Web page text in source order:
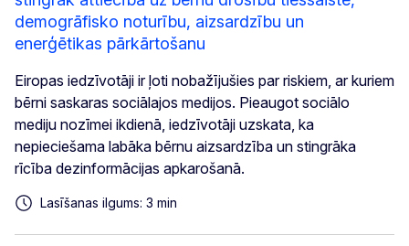
demogrāfisko noturību, aizsardzību un
enerģētikas pārkārtošanu
Eiropas iedzīvotāji ir ļoti nobažījušies par riskiem, ar kuriem
bērni saskaras sociālajos medijos. Pieaugot sociālo
mediju nozīmei ikdienā, iedzīvotāji uzskata, ka
nepieciešama labāka bērnu aizsardzība un stingrāka
rīcība dezinformācijas apkarošanā.
Lasīšanas ilgums: 3 min